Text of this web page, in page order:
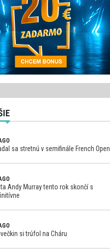
sa stretnú v semifinále French Open
Andy Murray tento rok skončí s
si trúfol na Cháru